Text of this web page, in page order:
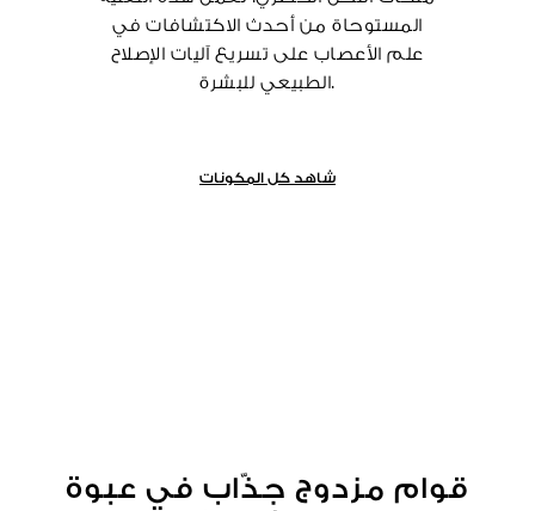
المستوحاة من أحدث الاكتشافات في
علم الأعصاب على تسريع آليات الإصلاح
الطبيعي للبشرة.
شاهد كل المكونات
قوام مزدوج جذّاب في عبوة